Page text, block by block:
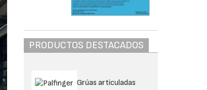
PRODUCTOS DESTACADOS
Grúas articuladas